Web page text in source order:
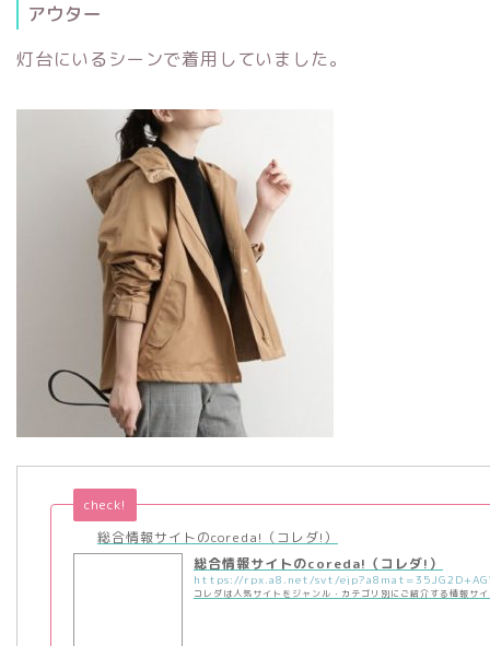
アウター
灯台にいるシーンで着用していました。
総合情報サイトのcoreda!（コレダ!）
check!
総合情報サイトのcoreda!（コレダ!）
コレダは人気サイトをジャンル・カテゴリ別にご紹介する情報サ